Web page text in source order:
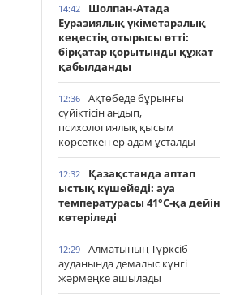
14:42
Шолпан-Атада
Еуразиялық үкіметаралық
кеңестің отырысы өтті:
бірқатар қорытынды құжат
қабылданды
12:36
Ақтөбеде бұрынғы
сүйіктісін аңдып,
психологиялық қысым
көрсеткен ер адам ұсталды
12:32
Қазақстанда аптап
ыстық күшейеді: ауа
температурасы 41°С-қа дейін
көтеріледі
12:29
Алматының Түрксіб
ауданында демалыс күнгі
жәрмеңке ашылады